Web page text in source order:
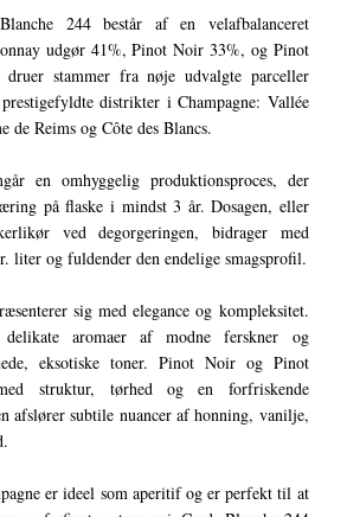
244 består af en velafbalanceret
udgør 41%, Pinot Noir 33%, og Pinot
stammer fra nøje udvalgte parceller
distrikter i Champagne: Vallée
de Reims og Côte des Blancs.
en omhyggelig produktionsproces, der
på flaske i mindst 3 år. Dosagen, eller
ved degorgeringen, bidrager med
liter og fuldender den endelige smagsprofil.
sig med elegance og kompleksitet.
aromaer af modne ferskner og
eksotiske toner. Pinot Noir og Pinot
struktur, tørhed og en forfriskende
afslører subtile nuancer af honning, vanilje,
er ideel som aperitif og er perfekt til at